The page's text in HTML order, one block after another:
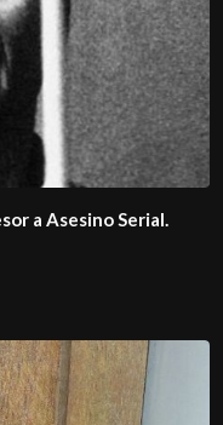
a Asesino Serial.